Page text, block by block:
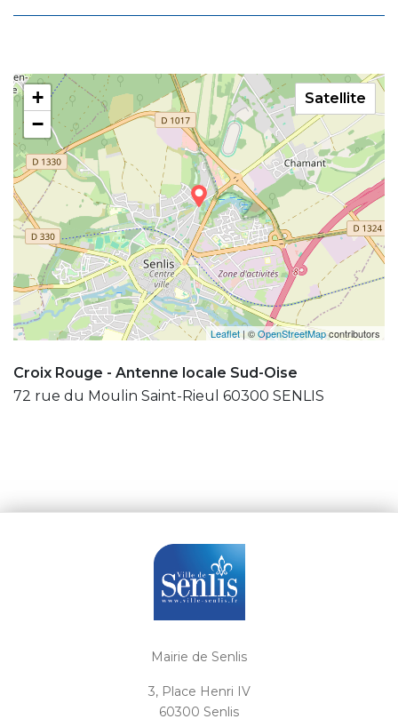
+
−
Leaflet | ©OpenStreetMapcontributors
Satellite
Croix Rouge - Antenne locale Sud-Oise
72 rue du Moulin Saint-Rieul 60300 SENLIS
Mairie de Senlis
3, Place Henri IV
60300 Senlis